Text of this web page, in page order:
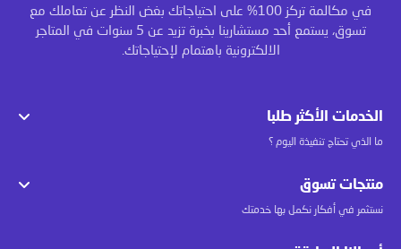
في مكالمة تركز 100% على احتياجاتك بغض النظر عن تعاملك مع
تسوق، يستمع أحد مستشارينا بخبرة تزيد عن 5 سنوات في المتاجر
الالكترونية باهتمام لإحتياجاتك.
الخدمات الأكثر طلبا
ما الذي تحتاج تنفيذة اليوم ؟
منتجات تسوق
نستثمر في أفكار نكمل بها خدمتك